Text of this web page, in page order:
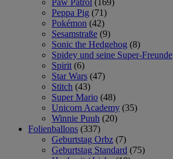
Peppa Pig (71)
Pokémon (42)
Sesamstraße (9)
Sonic the Hedgehog (8)
Spidey und seine Super-Freunde
Spirit (6)
Star Wars (47)
Stitch (43)
Super Mario (48)
Unicorn Academy (35)
Winnie Puuh (20)
Folienballons (337)
Geburtstag Orbz (7)
Geburtstag Standard (75)